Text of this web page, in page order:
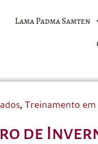
Lama Padma Samten
,Treinamento
de